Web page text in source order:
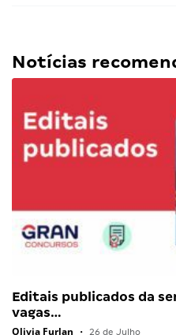
Notícias
Editais publicados da
vagas…
Olivia Furlan • 26 de Julho